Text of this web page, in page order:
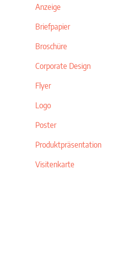
Anzeige
Briefpapier
Broschüre
Corporate Design
Flyer
Logo
Poster
Produktpräsentation
Visitenkarte